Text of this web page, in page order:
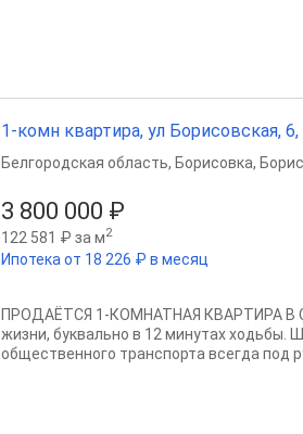
1-комн квартира, ул Борисовская,
3 800 000 ₽
122 581 ₽ за м2
Ипотека от 18 226 ₽ в месяц
Белгородская область, Борисовка,
ПРОДАЁТСЯ 1-КОМНАТНАЯ КВАРТИРА В
жизни, буквально в 12 минутах ходьбы.
общественного транспорта всегда под